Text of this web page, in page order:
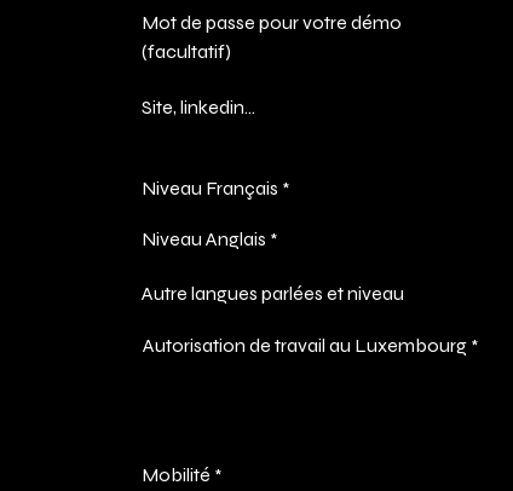
Mot de passe pour votre démo
(facultatif)
Site, linkedin...
Niveau Français *
Niveau Anglais *
Autre langues parlées et niveau
Autorisation de travail au Luxembourg *
Mobilité *